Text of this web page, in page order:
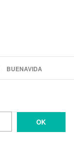
BUENAVIDA
OK